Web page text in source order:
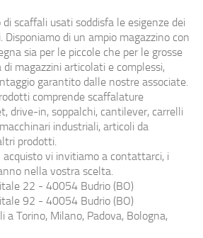
scaffali usati soddisfa le esigenze dei
di un ampio magazzino con
sia per le piccole che per le grosse
magazzini articolati e complessi,
garantito dalle nostre associate.
comprende scaffalature
drive-in, soppalchi, cantilever, carrelli
industriali, articoli da
prodotti.
vi invitiamo a contattarci, i
nella vostra scelta.
22 - 40054 Budrio (BO)
92 - 40054 Budrio (BO)
a Torino, Milano, Padova, Bologna,